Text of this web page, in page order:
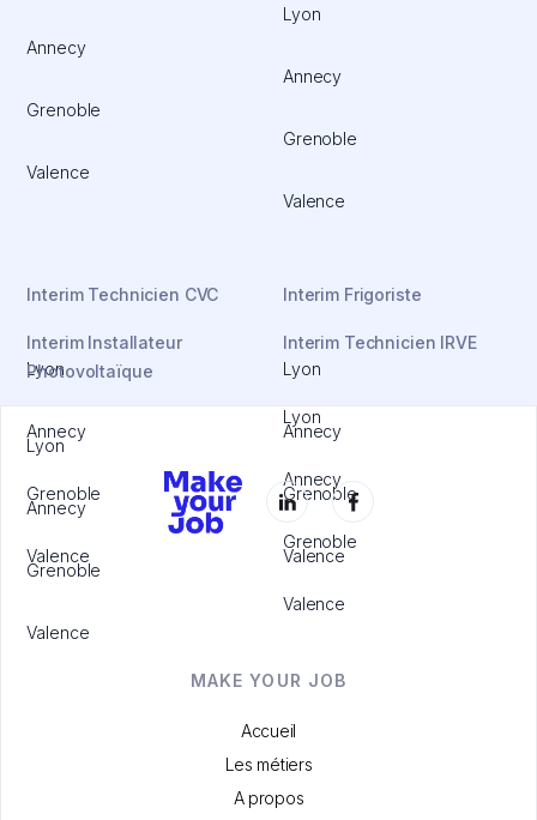
Annecy
Grenoble
Valence
Lyon
Annecy
Grenoble
Valence
Interim Technicien CVC
Lyon
Annecy
Grenoble
Valence
Interim Frigoriste
Lyon
Annecy
Grenoble
Valence
Interim Installateur
Photovoltaïque
Lyon
Annecy
Grenoble
Valence
Interim Technicien IRVE
Lyon
Annecy
Grenoble
Valence
MAKE YOUR JOB
Accueil
Les métiers
A propos